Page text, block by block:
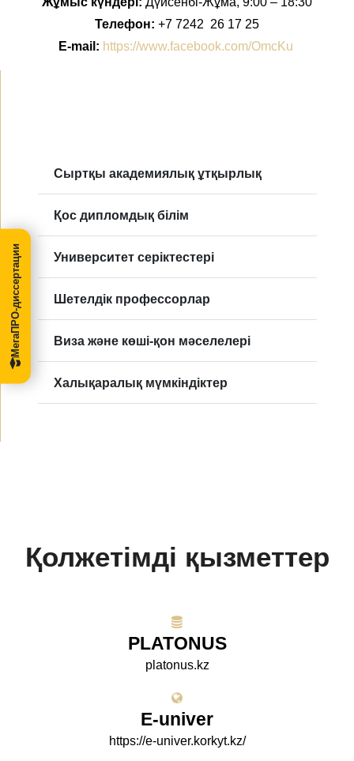
Телефон: +7 7242 26 17 25
E-mail: https://www.facebook.com/OmcKu
Сыртқы академиялық ұтқырлық
Қос дипломдық білім
Университет серіктестері
Шетелдік профессорлар
Виза және көші-қон мәселелері
Халықаралық мүмкіндіктер
Қолжетімді қызметтер
PLATONUS
platonus.kz
E-univer
https://e-univer.korkyt.kz/
МегаПРО-диссертации